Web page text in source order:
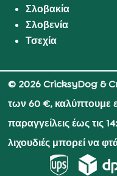
Σλοβακία
Σλοβενία
Τσεχία
© 2026 CricksyDog &
των 60 €, καλύπτουμε
παραγγείλεις έως τις
λιχουδιές μπορεί να